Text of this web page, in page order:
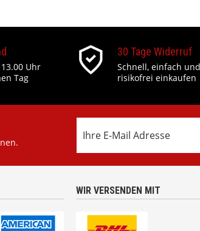
Uhr
Tag
30 Tage Widerruf
Schnell, einfach und
risikofrei einkaufen
WIR VERSENDEN MIT